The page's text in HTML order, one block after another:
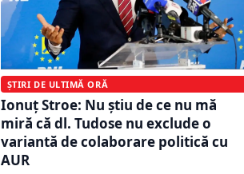
ȘTIRI DE ULTIMĂ ORĂ
Ionuț Stroe: Nu știu de ce nu mă
miră că dl. Tudose nu exclude o
variantă de colaborare politică cu
AUR